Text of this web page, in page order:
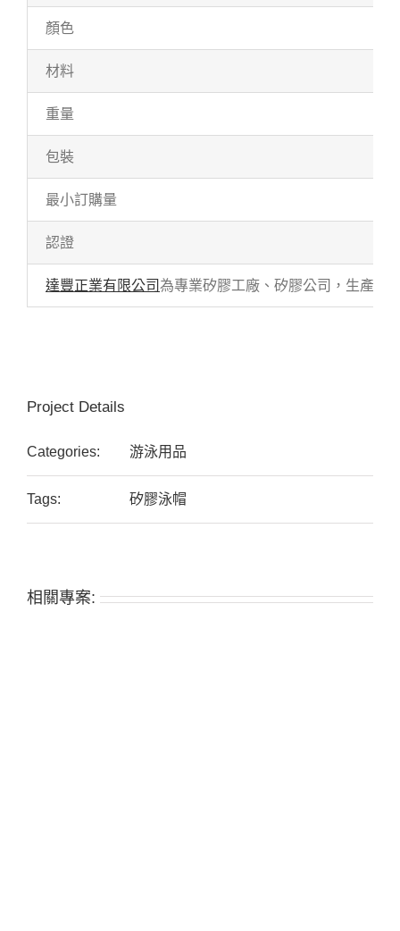
顏色
材料
重量
包裝
最小訂購量
認證
達豐正業有限公司為專業矽膠工廠、矽膠公司，生產各
Project Details
Categories: 游泳用品
Tags: 矽膠泳帽
相關專案: